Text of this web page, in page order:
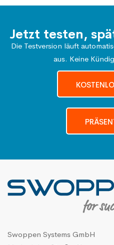
Jetzt testen,
Die Testversion läuft
aus. Keine
Swoppen Systems GmbH